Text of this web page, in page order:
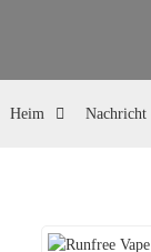
Heim Nachricht